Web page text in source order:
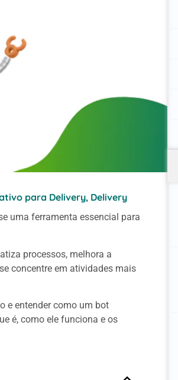
para Delivery, Delivery
uma ferramenta essencial para
processos, melhora a
concentre em atividades mais
e entender como um bot
é, como ele funciona e os